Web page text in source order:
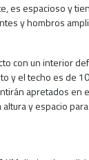
es espacioso y
y hombros
con un interior
y el techo es de
apretados en
y espacio